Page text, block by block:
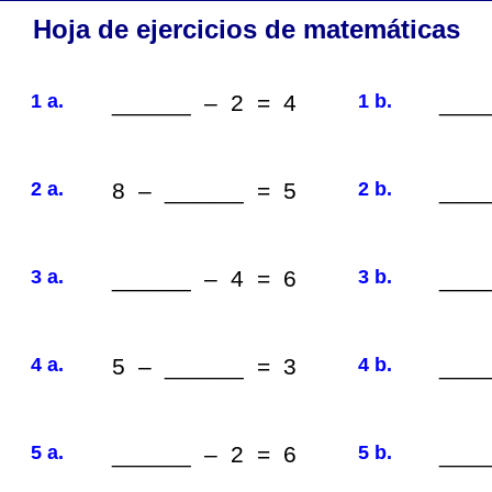
Hoja de ejercicios de matemáticas
1 a. ______ – 2 = 4 1 b.
2 a. 8 – ______ = 5 2 b.
3 a. ______ – 4 = 6 3 b.
4 a. 5 – ______ = 3 4 b.
5 a. ______ – 2 = 6 5 b.